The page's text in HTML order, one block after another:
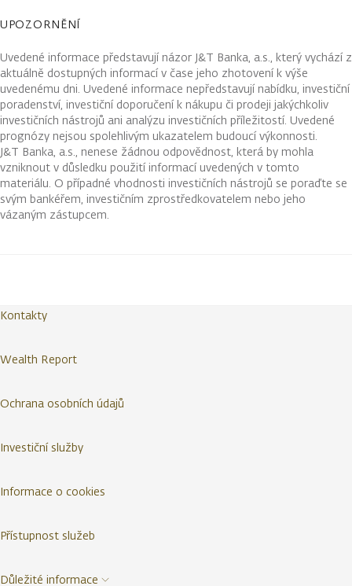
UPOZORNĚNÍ
Uvedené informace představují názor J&T Banka, a.s., který vychází z
aktuálně dostupných informací v čase jeho zhotovení k výše
uvedenému dni. Uvedené informace nepředstavují nabídku, investiční
poradenství, investiční doporučení k nákupu či prodeji jakýchkoliv
investičních nástrojů ani analýzu investičních příležitostí. Uvedené
prognózy nejsou spolehlivým ukazatelem budoucí výkonnosti.
J&T Banka, a.s., nenese žádnou odpovědnost, která by mohla
vzniknout v důsledku použití informací uvedených v tomto
materiálu. O případné vhodnosti investičních nástrojů se poraďte se
svým bankéřem, investičním zprostředkovatelem nebo jeho
vázaným zástupcem.
Kontakty
Wealth Report
Ochrana osobních údajů
Investiční služby
Informace o cookies
Přístupnost služeb
Důležité informace